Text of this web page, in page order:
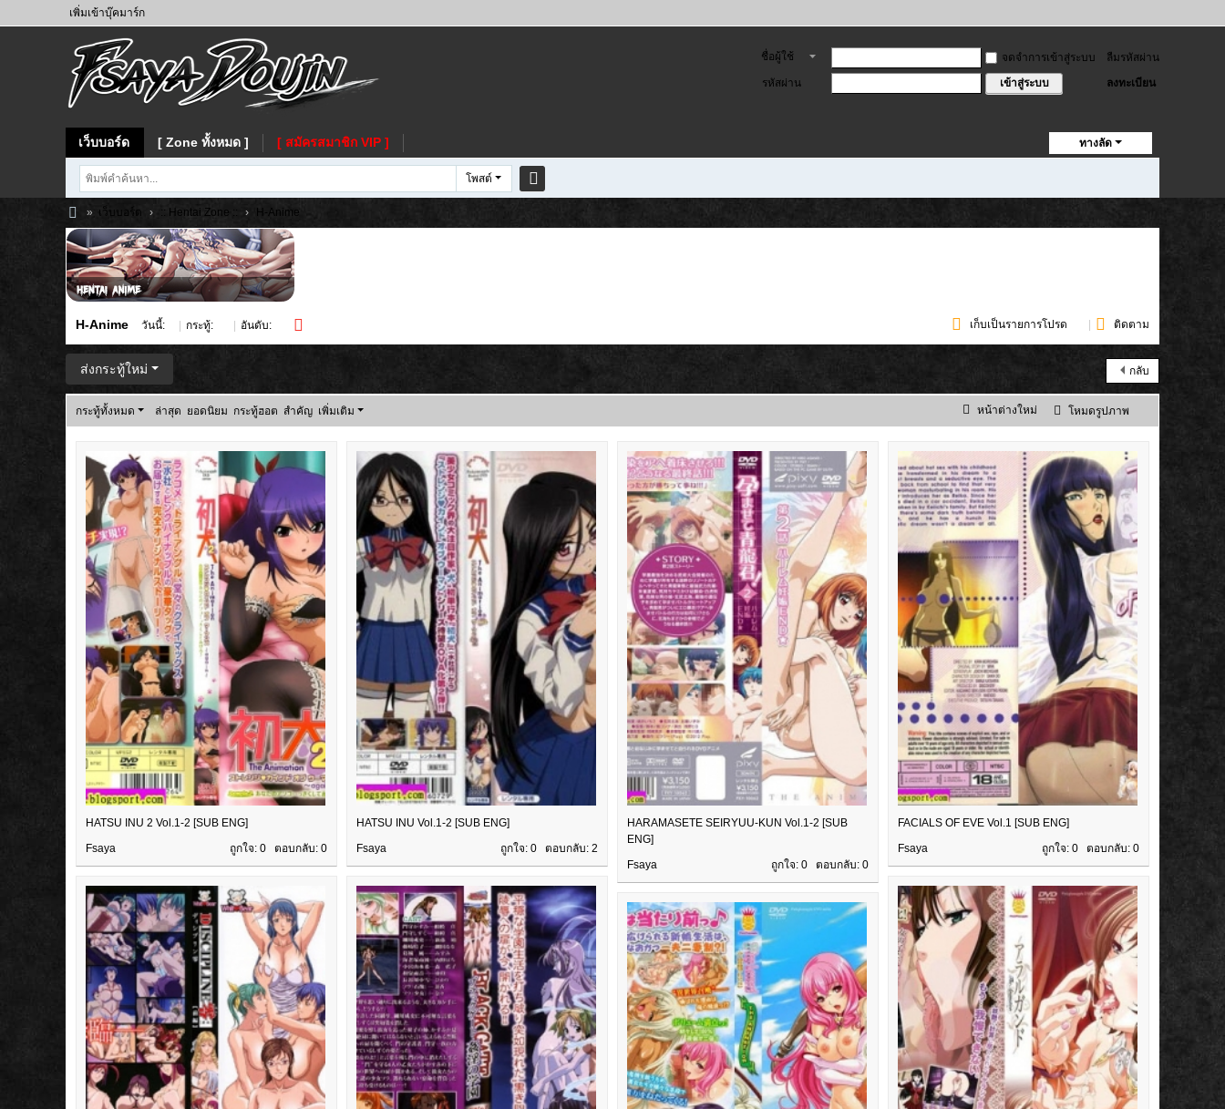
เพิ่มเข้าบุ๊คมาร์ก
ชื่อผู้ใช้ จดจำการเข้าสู่ระบบ
ลืมรหัสผ่าน
รหัสผ่าน
เข้าสู่ระบบ ลงทะเบียน
ทางลัด
เว็บบอร์ด [ Zone ทั้งหมด ] [ สมัครสมาชิก VIP ]
โพสต์
้น
Fs
ay
a
» เว็บบอร์ด › :: Hentai Zone :: › H-Anime
เก็บเป็นรายการโปรด ติดตาม
H-Anime วันนี้: กระทู้: อันดับ:
กลับ
ส่งกระทู้ใหม่
หน้าต่างใหม่
กระทู้ทั้งหมด ล่าสุด ยอดนิยม กระทู้ฮอต สำคัญ เพิ่มเติม โหมดรูปภาพ
HATSU INU 2 Vol.1-2 [SUB ENG]
ถูกใจ: 0 ตอบกลับ: 0
Fsaya
HATSU INU Vol.1-2 [SUB ENG]
ถูกใจ: 0 ตอบกลับ: 2
Fsaya
HARAMASETE SEIRYUU-KUN Vol.1-2 [SUB
ENG]
ถูกใจ: 0 ตอบกลับ: 0
Fsaya
FACIALS OF EVE Vol.1 [SUB ENG]
ถูกใจ: 0 ตอบกลับ: 0
Fsaya